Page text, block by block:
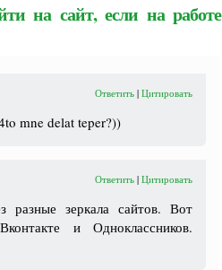
на сайт, если на работе
Ответить |Цитировать
mne delat teper?))
Ответить |Цитировать
разные зеркала сайтов. Вот
и Одноклассников.